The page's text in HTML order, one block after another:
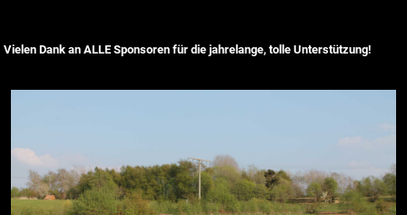
Vielen Dank an ALLE Sponsoren für die jahrelange, tolle Unterstützung!